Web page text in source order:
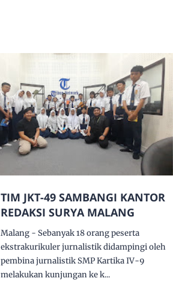
TIM JKT-49 SAMBANGI KANTOR
REDAKSI SURYA MALANG
Malang - Sebanyak 18 orang peserta
ekstrakurikuler jurnalistik didampingi oleh
pembina jurnalistik SMP Kartika IV-9
melakukan kunjungan ke k...